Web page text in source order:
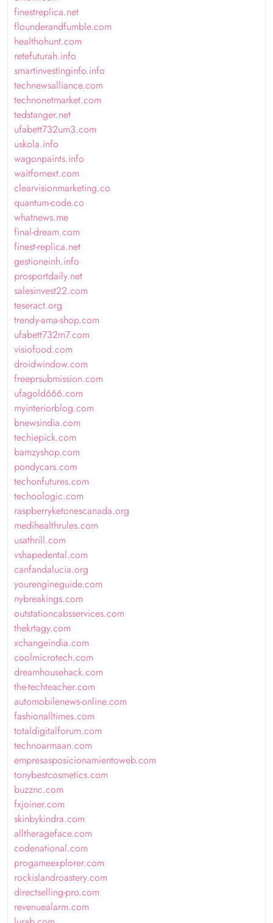
finestreplica.net
flounderandfumble.com
healthohunt.com
retefuturah.info
smartinvestinginfo.info
technewsalliance.com
technonetmarket.com
tedstanger.net
ufabett732um3.com
uskola.info
wagonpaints.info
waitfornext.com
clearvisionmarketing.co
quantum-code.co
whatnews.me
final-dream.com
finest-replica.net
gestioneinh.info
prosportdaily.net
salesinvest22.com
teseract.org
trendy-ama-shop.com
ufabett732m7.com
visiofood.com
droidwindow.com
freeprsubmission.com
ufagold666.com
myinteriorblog.com
bnewsindia.com
techiepick.com
bamzyshop.com
pondycars.com
techonfutures.com
techoologic.com
raspberryketonescanada.org
medihealthrules.com
usathrill.com
vshapedental.com
canfandalucia.org
yourengineguide.com
nybreakings.com
outstationcabsservices.com
thekrtagy.com
xchangeindia.com
coolmicrotech.com
dreamhousehack.com
the-techteacher.com
automobilenews-online.com
fashionalltimes.com
totaldigitalforum.com
technoarmaan.com
empresasposicionamientoweb.com
tonybestcosmetics.com
buzznc.com
fxjoiner.com
skinbykindra.com
alltherageface.com
codenational.com
progameexplorer.com
rockislandroastery.com
directselling-pro.com
revenuealarm.com